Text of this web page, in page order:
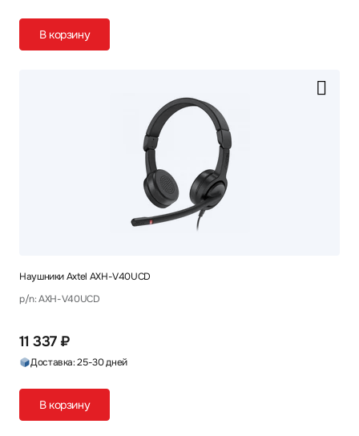
В корзину
Наушники Axtel AXH-V40UCD
p/n: AXH-V40UCD
11 337 ₽
Доставка: 25-30 дней
В корзину